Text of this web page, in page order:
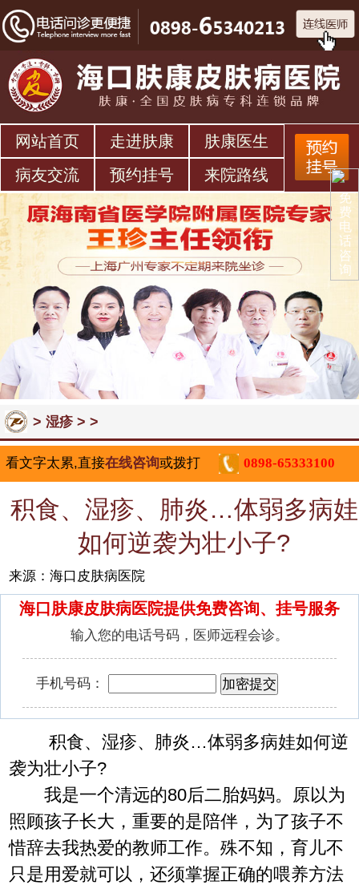
网站首页 走进肤康
肤康医生
病友交流
预约挂号 来院路线
> 湿疹> >
看文字太累,直接在线咨询或拨打 0898-65333100
积食、湿疹、肺炎…体弱多病娃
如何逆袭为壮小子?
来源：海口皮肤病医院
海口肤康皮肤病医院提供免费咨询、挂号服务
输入您的电话号码，医师远程会诊。
手机号码：
积食、湿疹、肺炎…体弱多病娃如何逆
袭为壮小子?
我是一个清远的80后二胎妈妈。原以为
照顾孩子长大，重要的是陪伴，为了孩子不
惜辞去我热爱的教师工作。殊不知，育儿不
只是用爱就可以，还须掌握正确的喂养方法
免
费
电
话
咨
询